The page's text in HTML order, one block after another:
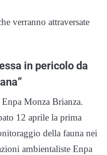
verranno attraversate
in pericolo da
Monza Brianza.
12 aprile la prima
della fauna nei
ambientaliste Enpa